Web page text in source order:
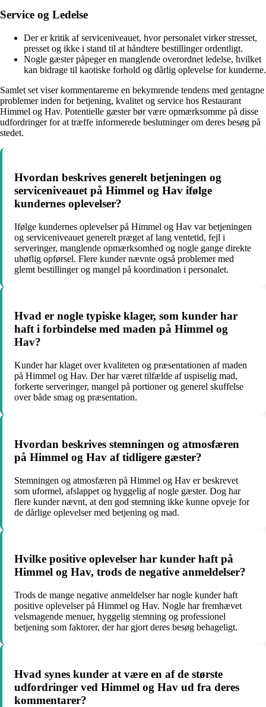
Service og Ledelse
Der er kritik af serviceniveauet, hvor personalet virker stresset,
presset og ikke i stand til at håndtere bestillinger ordentligt.
Nogle gæster påpeger en manglende overordnet ledelse, hvilket
kan bidrage til kaotiske forhold og dårlig oplevelse for kunderne.
Samlet set viser kommentarerne en bekymrende tendens med gentagne
problemer inden for betjening, kvalitet og service hos Restaurant
Himmel og Hav. Potentielle gæster bør være opmærksomme på disse
udfordringer for at træffe informerede beslutninger om deres besøg på
stedet.
Hvordan beskrives generelt betjeningen og
serviceniveauet på Himmel og Hav ifølge
kundernes oplevelser?
Ifølge kundernes oplevelser på Himmel og Hav var betjeningen
og serviceniveauet generelt præget af lang ventetid, fejl i
serveringer, manglende opmærksomhed og nogle gange direkte
uhøflig opførsel. Flere kunder nævnte også problemer med
glemt bestillinger og mangel på koordination i personalet.
Hvad er nogle typiske klager, som kunder har
haft i forbindelse med maden på Himmel og
Hav?
Kunder har klaget over kvaliteten og præsentationen af maden
på Himmel og Hav. Der har været tilfælde af uspiselig mad,
forkerte serveringer, mangel på portioner og generel skuffelse
over både smag og præsentation.
Hvordan beskrives stemningen og atmosfæren
på Himmel og Hav af tidligere gæster?
Stemningen og atmosfæren på Himmel og Hav er beskrevet
som uformel, afslappet og hyggelig af nogle gæster. Dog har
flere kunder nævnt, at den god stemning ikke kunne opveje for
de dårlige oplevelser med betjening og mad.
Hvilke positive oplevelser har kunder haft på
Himmel og Hav, trods de negative anmeldelser?
Trods de mange negative anmeldelser har nogle kunder haft
positive oplevelser på Himmel og Hav. Nogle har fremhævet
velsmagende menuer, hyggelig stemning og professionel
betjening som faktorer, der har gjort deres besøg behageligt.
Hvad synes kunder at være en af de største
udfordringer ved Himmel og Hav ud fra deres
kommentarer?